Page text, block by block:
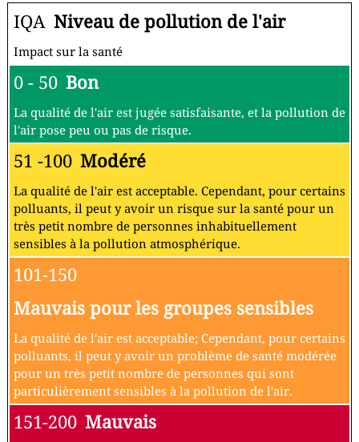
IQA Niveau de pollution de l'air
Impact sur la santé
0 - 50 Bon
La qualité de l'air est jugée satisfaisante, et la pollution de
l'air pose peu ou pas de risque.
51 -100 Modéré
La qualité de l'air est acceptable. Cependant, pour certains
polluants, il peut y avoir un risque sur la santé pour un
très petit nombre de personnes inhabituellement
sensibles à la pollution atmosphérique.
101-150
Mauvais pour les groupes sensibles
La qualité de l'air est acceptable; Cependant, pour certains
polluants, il peut y avoir un problème de santé modérée
pour un très petit nombre de personnes qui sont
particulièrement sensibles à la pollution de l'air.
151-200 Mauvais